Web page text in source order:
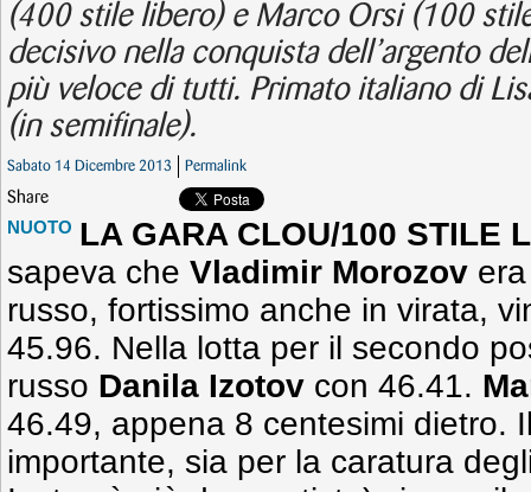
(400 stile libero) e Marco Orsi (100
decisivo nella conquista dell’argento
più veloce di tutti. Primato italiano di
(in semifinale).
Sabato 14 Dicembre 2013 Permalink
Share
NUOTO LA GARA CLOU/100 STILE
sapeva che Vladimir Morozov
russo, fortissimo anche in virata,
45.96. Nella lotta per il secondo
russo Danila Izotov con 46.41.
46.49, appena 8 centesimi dietro.
importante, sia per la caratura